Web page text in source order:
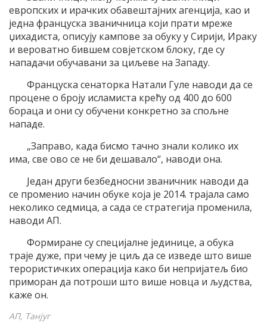
европских и ирачких обавештајних агенција, као и
једна француска званичница који прати мреже
џихадиста, описују кампове за обуку у Сирији, Ираку
и вероватно бившем совјетском блоку, где су
нападачи обучавани за циљеве на Западу.
Француска сенаторка Натали Гуле наводи да се
процене о броју исламиста крећу од 400 до 600
бораца и они су обучени конкретно за спољне
нападе.
„Заправо, када бисмо тачно знали колико их
има, све ово се не би дешавало“, наводи она.
Један други безбедносни званичник наводи да
се променио начин обуке која је 2014. трајала само
неколико седмица, а сада се стратегија променила,
наводи АП.
Формиране су специјалне јединице, а обука
траје дуже, при чему је циљ да се изведе што више
терористичких операција како би непријатељ био
приморан да потроши што више новца и људства,
каже он.
АП, Танјуг